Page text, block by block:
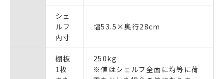
シェ
ルフ
内寸
幅53.5×奥行28cm
棚板
1枚
250kg
※値はシェルフ全面に均等に荷